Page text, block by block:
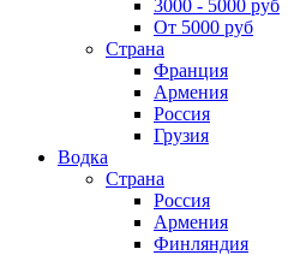
3000 - 5000 руб
От 5000 руб
Страна
Франция
Армения
Россия
Грузия
Водка
Страна
Россия
Армения
Финляндия